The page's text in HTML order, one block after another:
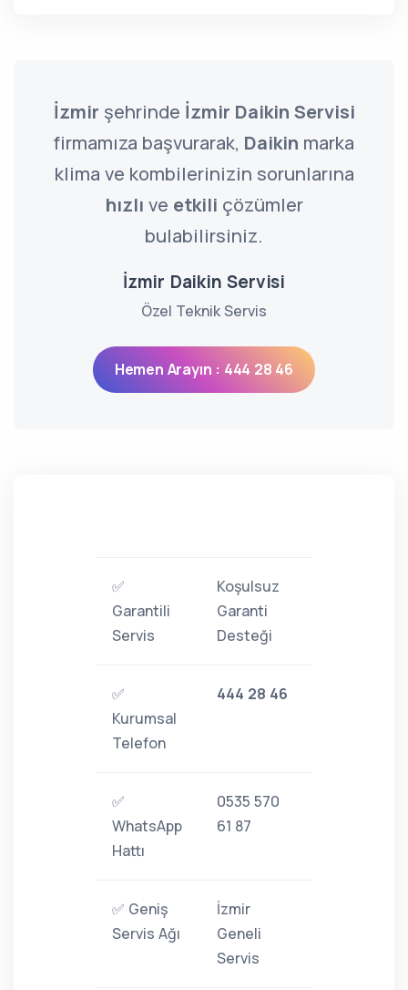
İzmir şehrinde İzmir Daikin Servisi
firmamıza başvurarak, Daikin marka
klima ve kombilerinizin sorunlarına
hızlı ve etkili çözümler
bulabilirsiniz.
İzmir Daikin Servisi
Özel Teknik Servis
Hemen Arayın : 444 28 46
✅
Garantili
Servis
Koşulsuz
Garanti
Desteği
✅
Kurumsal
Telefon
444 28 46
✅
WhatsApp
Hattı
0535 570
61 87
✅ Geniş
Servis Ağı
İzmir
Geneli
Servis